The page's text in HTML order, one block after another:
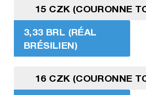
15 CZK (COURONNE
3,33 BRL (RÉAL
BRÉSILIEN)
16 CZK (COURONNE